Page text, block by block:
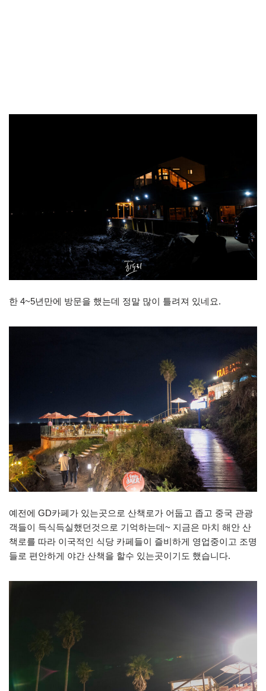
한 4~5년만에 방문을 했는데 정말 많이 틀려져 있네요.
예전에 GD카페가 있는곳으로 산책로가 어둡고 좁고 중국 관광
객들이 득식득실했던것으로 기억하는데~ 지금은 마치 해안 산
책로를 따라 이국적인 식당 카페들이 즐비하게 영업중이고 조명
들로 편안하게 야간 산책을 할수 있는곳이기도 했습니다.